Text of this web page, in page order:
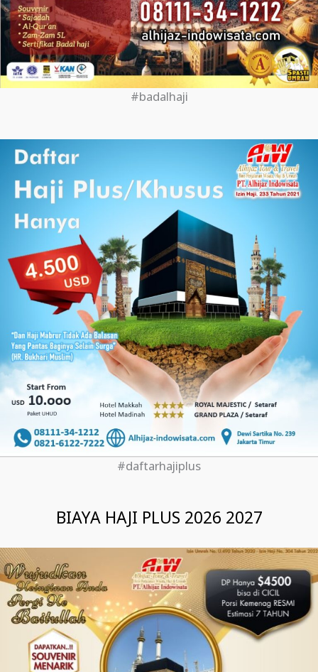
#badalhaji
#daftarhajiplus
BIAYA HAJI PLUS 2026 2027